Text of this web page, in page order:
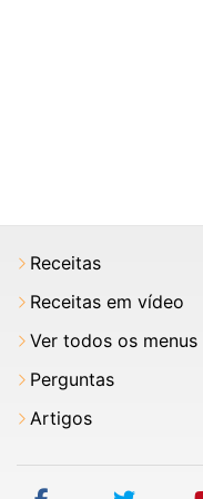
Receitas
Receitas em vídeo
Ver todos os menus
Perguntas
Artigos